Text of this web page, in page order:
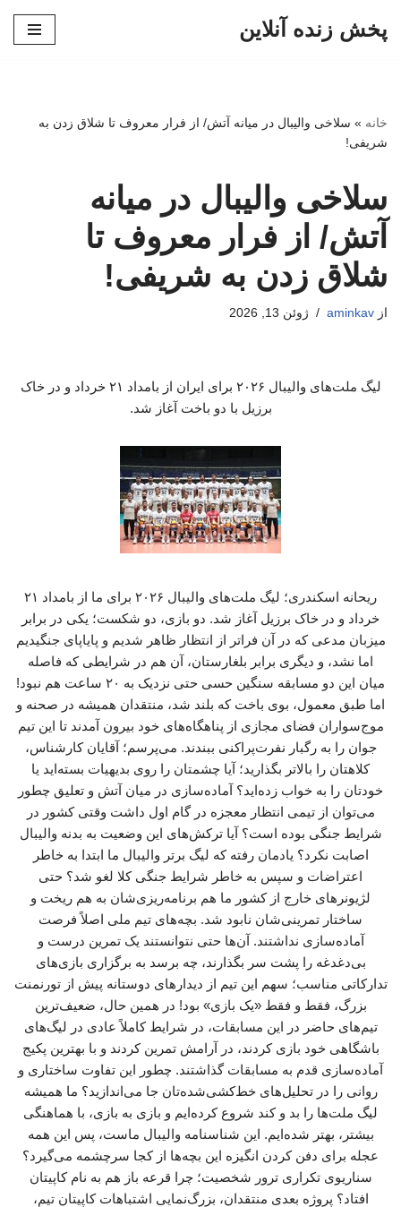
پخش زنده آنلاین
خانه » سلاخی والیبال در میانه آتش/ از فرار معروف تا شلاق زدن به
شریفی!
سلاخی والیبال در میانه
آتش/ از فرار معروف تا
شلاق زدن به شریفی!
از aminkav ژوئن 13, 2026
لیگ ملت‌های والیبال ۲۰۲۶ برای ایران از بامداد ۲۱ خرداد و در خاک
برزیل با دو باخت آغاز شد.
ریحانه اسکندری؛ لیگ ملت‌های والیبال ۲۰۲۶ برای ما از بامداد ۲۱
خرداد و در خاک برزیل آغاز شد. دو بازی، دو شکست؛ یکی در برابر
میزبان مدعی که در آن فراتر از انتظار ظاهر شدیم و پایاپای جنگیدیم
اما نشد، و دیگری برابر بلغارستان، آن هم در شرایطی که فاصله
میان این دو مسابقه سنگین حسی حتی نزدیک به ۲۰ ساعت هم نبود!
اما طبق معمول، بوی باخت که بلند شد، منتقدان همیشه در صحنه و
موج‌سواران فضای مجازی از پناهگاه‌های خود بیرون آمدند تا این تیم
جوان را به رگبار نفرت‌پراکنی ببندند. می‌پرسم؛ آقایان کارشناس،
کلاهتان را بالاتر بگذارید؛ آیا چشمتان را روی بدیهیات بسته‌اید یا
خودتان را به خواب زده‌اید؟ آماده‌سازی در میان آتش و تعلیق چطور
می‌توان از تیمی انتظار معجزه در گام اول داشت وقتی کشور در
شرایط جنگی بوده است؟ آیا ترکش‌های این وضعیت به بدنه والیبال
اصابت نکرد؟ یادمان رفته که لیگ برتر والیبال ما ابتدا به خاطر
اعتراضات و سپس به خاطر شرایط جنگی کلا لغو شد؟ حتی
لژیونرهای خارج از کشور ما هم برنامه‌ریزی‌شان به هم ریخت و
ساختار تمرینی‌شان نابود شد. بچه‌های تیم ملی اصلاً فرصت
آماده‌سازی نداشتند. آن‌ها حتی نتوانستند یک تمرین درست و
بی‌دغدغه را پشت سر بگذارند، چه برسد به برگزاری بازی‌های
تدارکاتی مناسب؛ سهم این تیم از دیدارهای دوستانه پیش از تورنمنت
بزرگ، فقط و فقط «یک بازی» بود! در همین حال، ضعیف‌ترین
تیم‌های حاضر در این مسابقات، در شرایط کاملاً عادی در لیگ‌های
باشگاهی خود بازی کردند، در آرامش تمرین کردند و با بهترین پکیج
آماده‌سازی قدم به مسابقات گذاشتند. چطور این تفاوت ساختاری و
روانی را در تحلیل‌های خط‌کشی‌شده‌تان جا می‌اندازید؟ ما همیشه
لیگ ملت‌ها را بد و کند شروع کرده‌ایم و بازی به بازی، با هماهنگی
بیشتر، بهتر شده‌ایم. این شناسنامه والیبال ماست، پس این همه
عجله برای دفن کردن انگیزه این بچه‌ها از کجا سرچشمه می‌گیرد؟
سناریوی تکراری ترور شخصیت؛ چرا قرعه باز هم به نام کاپیتان
افتاد؟ پروژه بعدی منتقدان، بزرگ‌نمایی اشتباهات کاپیتان تیم،